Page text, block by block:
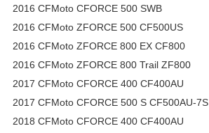
2016 CFMoto CFORCE 500 SWB
2016 CFMoto ZFORCE 500 CF500US
2016 CFMoto ZFORCE 800 EX CF800
2016 CFMoto ZFORCE 800 Trail ZF800
2017 CFMoto CFORCE 400 CF400AU
2017 CFMoto CFORCE 500 S CF500AU-7S
2018 CFMoto CFORCE 400 CF400AU